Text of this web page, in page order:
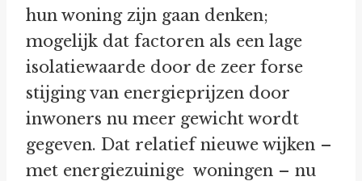
hun woning zijn gaan denken;
mogelijk dat factoren als een lage
isolatiewaarde door de zeer forse
stijging van energieprijzen door
inwoners nu meer gewicht wordt
gegeven. Dat relatief nieuwe wijken –
met energiezuinige woningen – nu